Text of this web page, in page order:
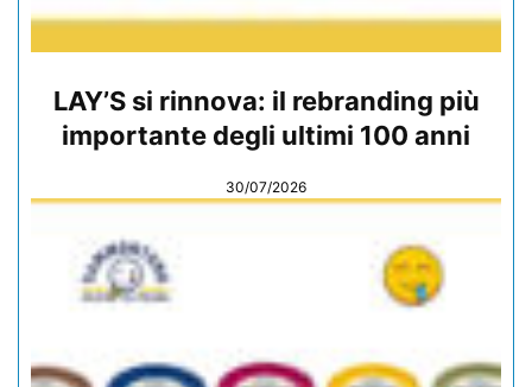
LAY’S si rinnova: il rebranding più
importante degli ultimi 100 anni
30/07/2026